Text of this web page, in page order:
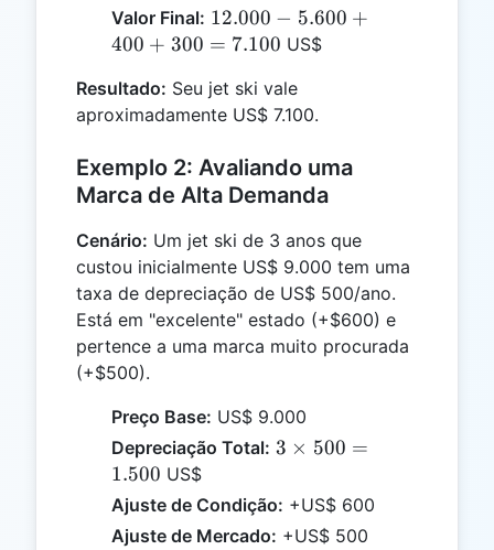
Valor Final: 12.000
-
+ 400
+ 300
7.100
12.000 − 5.600 +
400 + 300 = 7.100 US$
Resultado: Seu jet ski vale
aproximadamente US$ 7.100.
Exemplo 2: Avaliando uma
Marca de Alta Demanda
Cenário: Um jet ski de 3 anos que
custou inicialmente US$ 9.000 tem uma
taxa de depreciação de US$ 500/ano.
Está em "excelente" estado (+$600) e
pertence a uma marca muito procurada
(+$500).
Preço Base: US$ 9.000
Depreciação Total: 3
500 =
1.500
3 × 500 =
1.500 US$
Ajuste de Condição: +US$ 600
Ajuste de Mercado: +US$ 500